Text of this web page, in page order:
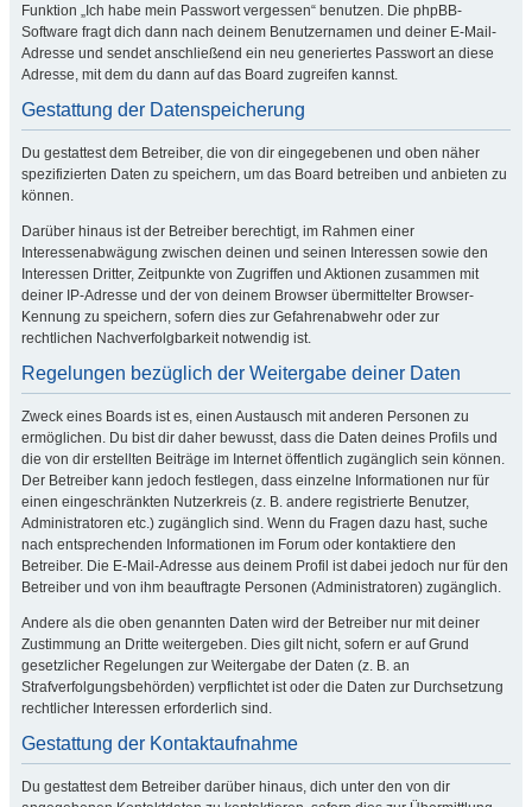
Funktion „Ich habe mein Passwort vergessen“ benutzen. Die phpBB-
Software fragt dich dann nach deinem Benutzernamen und deiner E-Mail-
Adresse und sendet anschließend ein neu generiertes Passwort an diese
Adresse, mit dem du dann auf das Board zugreifen kannst.
Gestattung der Datenspeicherung
Du gestattest dem Betreiber, die von dir eingegebenen und oben näher
spezifizierten Daten zu speichern, um das Board betreiben und anbieten zu
können.
Darüber hinaus ist der Betreiber berechtigt, im Rahmen einer
Interessenabwägung zwischen deinen und seinen Interessen sowie den
Interessen Dritter, Zeitpunkte von Zugriffen und Aktionen zusammen mit
deiner IP-Adresse und der von deinem Browser übermittelter Browser-
Kennung zu speichern, sofern dies zur Gefahrenabwehr oder zur
rechtlichen Nachverfolgbarkeit notwendig ist.
Regelungen bezüglich der Weitergabe deiner Daten
Zweck eines Boards ist es, einen Austausch mit anderen Personen zu
ermöglichen. Du bist dir daher bewusst, dass die Daten deines Profils und
die von dir erstellten Beiträge im Internet öffentlich zugänglich sein können.
Der Betreiber kann jedoch festlegen, dass einzelne Informationen nur für
einen eingeschränkten Nutzerkreis (z. B. andere registrierte Benutzer,
Administratoren etc.) zugänglich sind. Wenn du Fragen dazu hast, suche
nach entsprechenden Informationen im Forum oder kontaktiere den
Betreiber. Die E-Mail-Adresse aus deinem Profil ist dabei jedoch nur für den
Betreiber und von ihm beauftragte Personen (Administratoren) zugänglich.
Andere als die oben genannten Daten wird der Betreiber nur mit deiner
Zustimmung an Dritte weitergeben. Dies gilt nicht, sofern er auf Grund
gesetzlicher Regelungen zur Weitergabe der Daten (z. B. an
Strafverfolgungsbehörden) verpflichtet ist oder die Daten zur Durchsetzung
rechtlicher Interessen erforderlich sind.
Gestattung der Kontaktaufnahme
Du gestattest dem Betreiber darüber hinaus, dich unter den von dir